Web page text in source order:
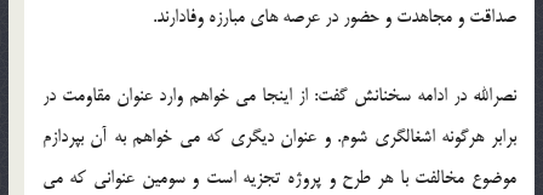
صداقت و مجاهدت و حضور در عرصه های مبارزه وفادارند.‬
نصرالله در ادامه سخنانش گفت: از اینجا می خواهم وارد عنوان مقاومت در
برابر هرگونه اشغالگری شوم. و عنوان دیگری که می خواهم به آن بپردازم
موضوع مخالفت با هر طرح و پروژه تجزیه است و سومین عنوانی که می